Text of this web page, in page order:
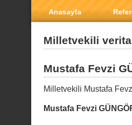
Anasayfa
Milletvekili
Mustafa Fevzi
Milletvekili Mustafa
Mustafa Fevzi